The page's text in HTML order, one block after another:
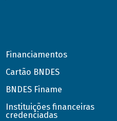
Financiamentos
Cartão BNDES
BNDES Finame
Instituições financeiras
credenciadas